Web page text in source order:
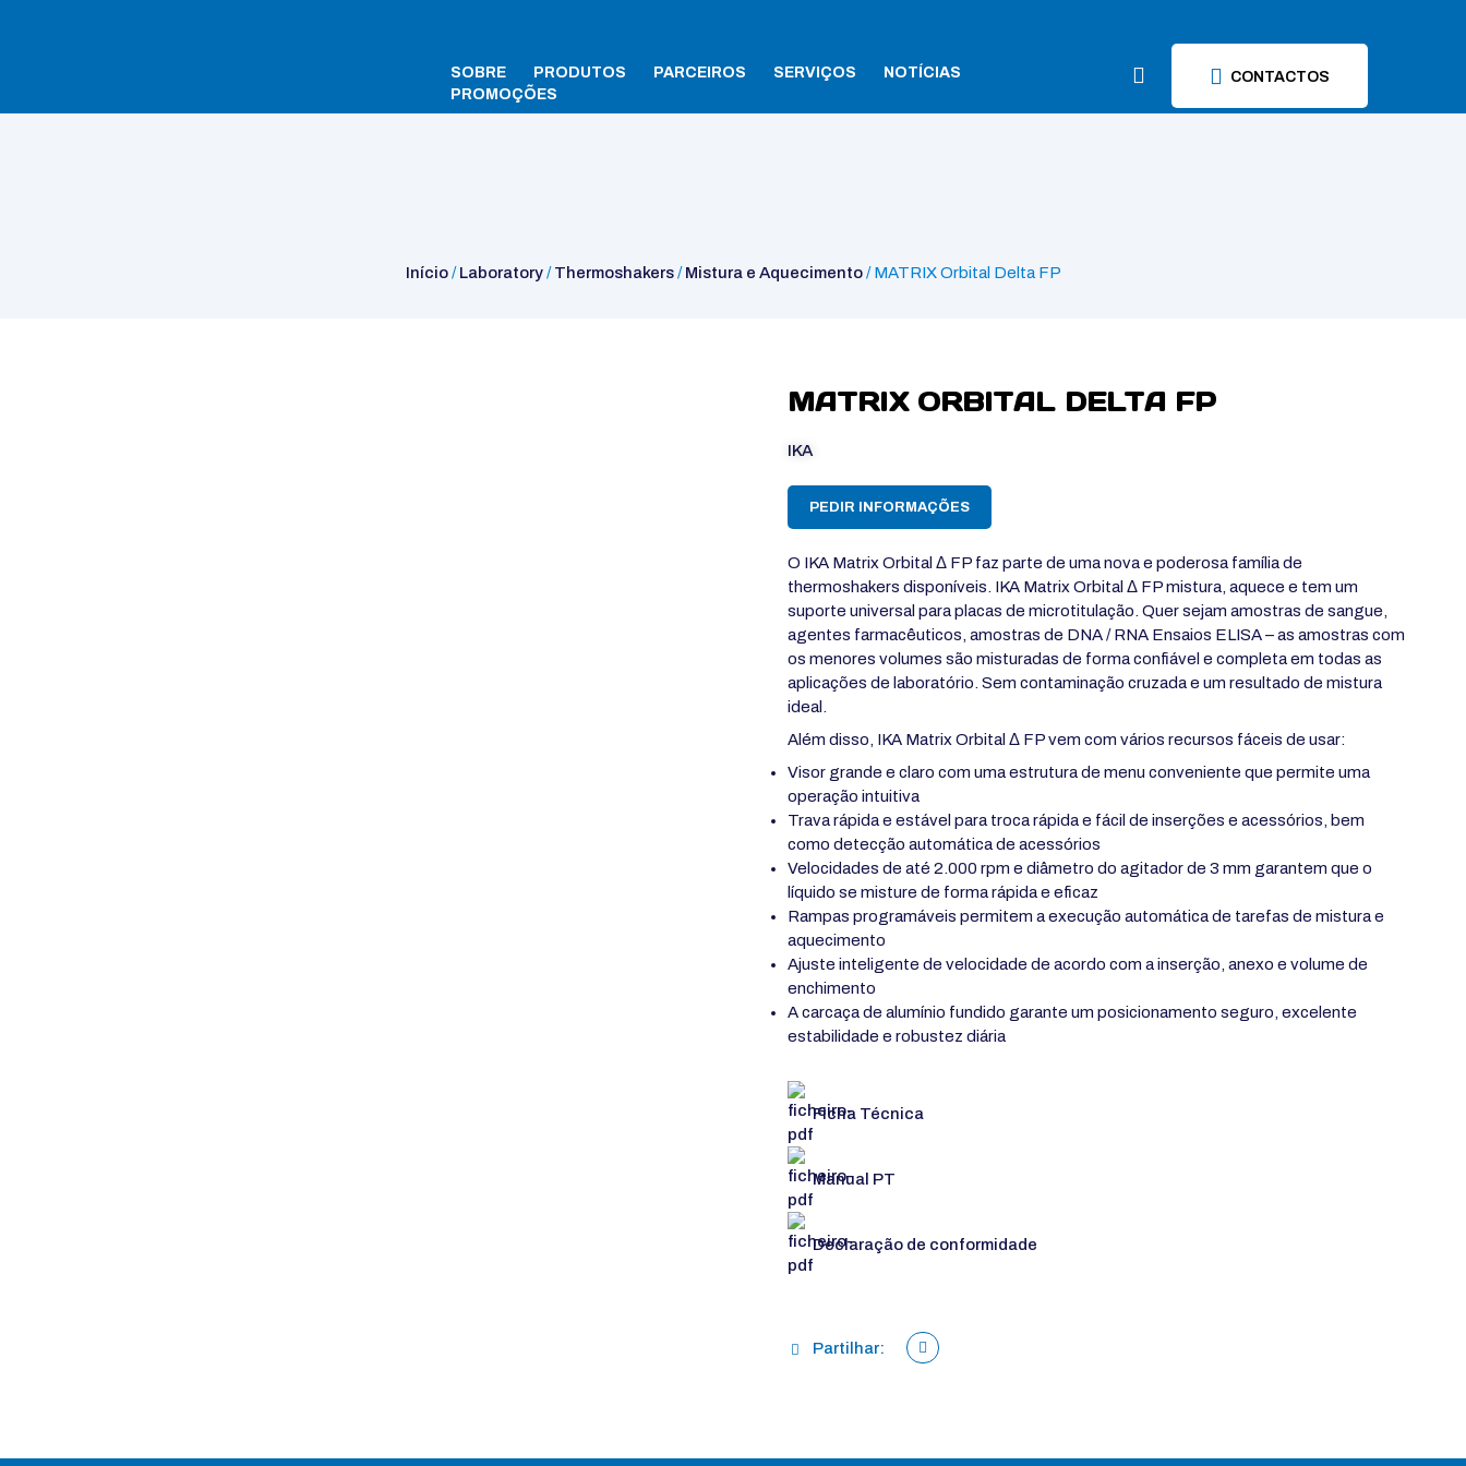
SOBRE PRODUTOS PARCEIROS SERVIÇOS
NOTÍCIAS
PROMOÇÕES
CONTACTOS
Início/Laboratory/Thermoshakers/Mistura e Aquecimento/ MATRIX Orbital Delta FP
MATRIX ORBITAL DELTA FP
IKA
PEDIR INFORMAÇÕES
O IKA Matrix Orbital Δ FP faz parte de uma nova e poderosa família de
thermoshakers disponíveis. IKA Matrix Orbital Δ FP mistura, aquece e tem um
suporte universal para placas de microtitulação. Quer sejam amostras de sangue,
agentes farmacêuticos, amostras de DNA / RNA Ensaios ELISA – as amostras com
os menores volumes são misturadas de forma confiável e completa em todas as
aplicações de laboratório. Sem contaminação cruzada e um resultado de mistura
ideal.
Além disso, IKA Matrix Orbital Δ FP vem com vários recursos fáceis de usar:
Visor grande e claro com uma estrutura de menu conveniente que permite uma
operação intuitiva
Trava rápida e estável para troca rápida e fácil de inserções e acessórios, bem
como detecção automática de acessórios
Velocidades de até 2.000 rpm e diâmetro do agitador de 3 mm garantem que o
líquido se misture de forma rápida e eficaz
Rampas programáveis ​​permitem a execução automática de tarefas de mistura e
aquecimento
Ajuste inteligente de velocidade de acordo com a inserção, anexo e volume de
enchimento
A carcaça de alumínio fundido garante um posicionamento seguro, excelente
estabilidade e robustez diária
Ficha Técnica
Manual PT
Declaração de conformidade
Partilhar: